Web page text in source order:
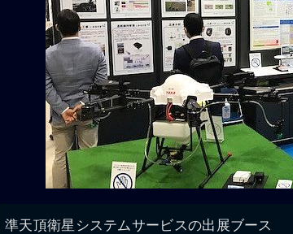
準天頂衛星システムサービスの出展ブース